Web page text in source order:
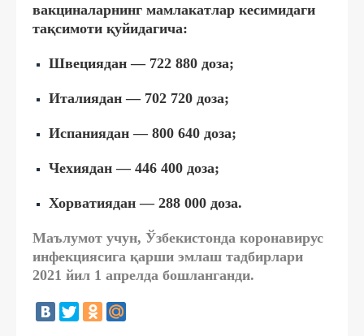
вакциналарнинг мамлакатлар кесимидаги
тақсимоти қуйидагича:
Швециядан — 722 880 доза;
Италиядан — 702 720 доза;
Испаниядан — 800 640 доза;
Чехиядан — 446 400 доза;
Хорватиядан — 288 000 доза.
Маълумот учун, Ўзбекистонда коронавирус
инфекциясига қарши эмлаш тадбирлари
2021 йил 1 апрелда бошланганди.